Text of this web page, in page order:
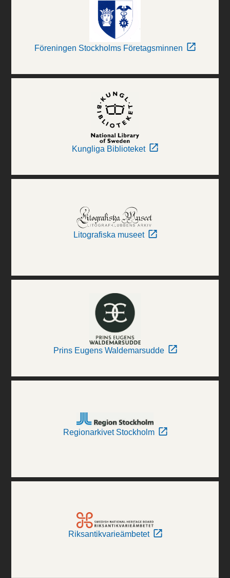
Föreningen Stockholms Företagsminnen
Kungliga Biblioteket
Litografiska museet
Prins Eugens Waldemarsudde
Regionarkivet Stockholm
Riksantikvarieämbetet